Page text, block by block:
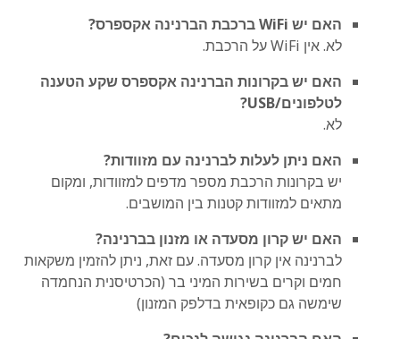
האם יש WiFi ברכבת הברנינה אקספרס?
לא. אין WiFi על הרכבת.
האם יש בקרונות הברנינה אקספרס שקע הטענה
לטלפונים/USB?
לא.
האם ניתן לעלות לברנינה עם מזוודות?
יש בקרונות הרכבת מספר מדפים למזוודות, ומקום
מתאים למזוודות קטנות בין המושבים.
האם יש קרון מסעדה או מזנון בברנינה?
לברנינה אין קרון מסעדה. עם זאת, ניתן להזמין משקאות
חמים וקרים בשירות המיני בר (הכרטיסנית הנחמדה
שימשה גם כקופאית בדלפק המזנון)